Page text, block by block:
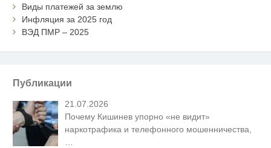
Виды платежей за землю
Инфляция за 2025 год
ВЭД ПМР – 2025
Публикации
21.07.2026
Почему Кишинев упорно «не видит»
наркотрафика и телефонного мошенничества,
…